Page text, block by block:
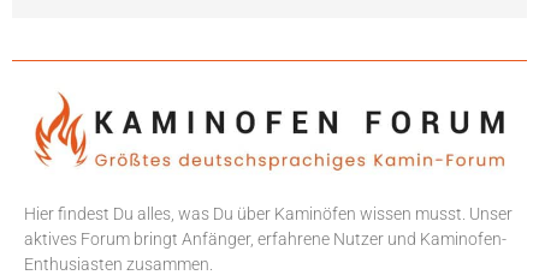
Hier findest Du alles, was Du über Kaminöfen wissen musst. Unser
aktives Forum bringt Anfänger, erfahrene Nutzer und Kaminofen-
Enthusiasten zusammen.